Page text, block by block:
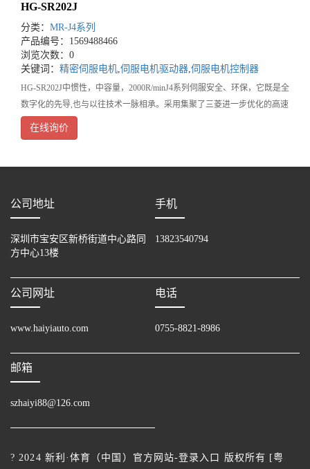
HG-SR202J
分类： MR-J4系列
产品编号：1569488466
浏览次数：0
关键词： 精密伺服电机,伺服电机驱动器,伺服电机控制器
HG-SR202J中惯性，中容量，2000R/minJ4系列伺服安全、环保，它既是全
数字化的先导,也与以往技术一脉相承。采用集聚了三菱进一步优化的高速
伺服控制结构的专用执行引擎。实现了业内高速*2.5kHz的速度频率响
应。结合三菱自主研发的
在线询价
公司地址
深圳市宝安区新桥街道中心路同
方中心13楼
手机
13823540794
公司网址
www.haiyiauto.com
电话
0755-8821-8986
邮箱
szhaiyi88@126.com
? 2024 新利·体育（中国）官方网站-登录入口 版权所有 [粤